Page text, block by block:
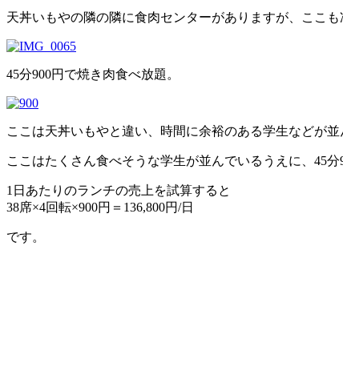
天丼いもやの隣の隣に食肉センターがありますが、ここも
45分900円で焼き肉食べ放題。
ここは天丼いもやと違い、時間に余裕のある学生などが並
ここはたくさん食べそうな学生が並んでいるうえに、45
1日あたりのランチの売上を試算すると
38席×4回転×900円＝136,800円/日
です。